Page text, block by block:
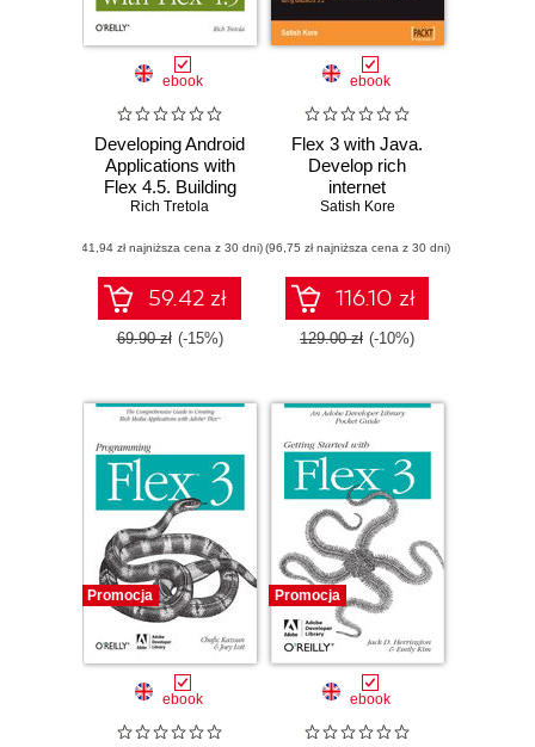
ebook
Developing Android
Applications with
Flex 4.5. Building
Android
ActionScript
Rich Tretola
(41,94 zł najniższa cena z 30 dni)
59.42 zł
69.90 zł (-15%)
ebook
Flex 3 with Java.
Develop rich
internet
applications
using Adobe Flex
3, ActionScript 3.0
and integrate with a
Java backend
using BlazeDS 3.2
Satish Kore
(96,75 zł najniższa cena z 30 dni)
116.10 zł
129.00 zł (-10%)
Promocja
ebook
Promocja
ebook